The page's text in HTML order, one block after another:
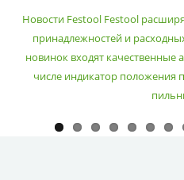
Новости Festool Festool
принадлежностей и
новинок входят качественные
числе индикатор положения